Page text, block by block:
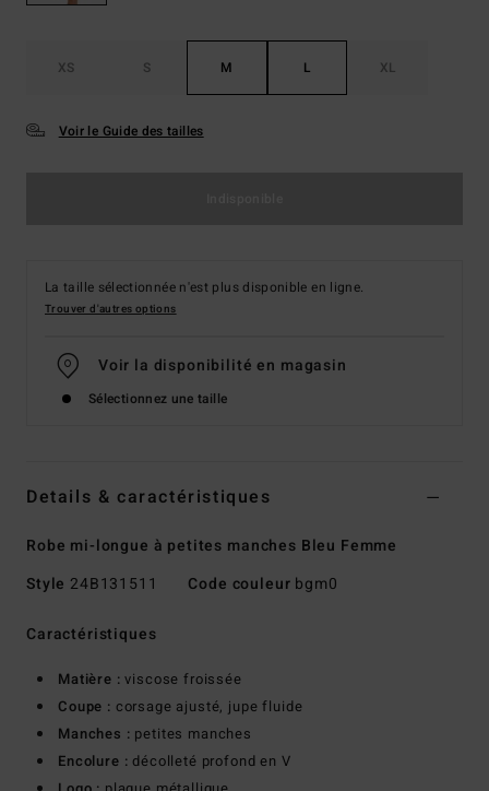
XS S M L XL
Voir le Guide des tailles
La taille sélectionnée n'est plus disponible en ligne.
Trouver d'autres options
Voir la disponibilité en magasin
Sélectionnez une taille
Details & caractéristiques
Robe mi-longue à petites manches Bleu Femme
Style 24B131511 Code couleur bgm0
Caractéristiques
Matière : viscose froissée
Coupe : corsage ajusté, jupe fluide
Manches : petites manches
Encolure : décolleté profond en V